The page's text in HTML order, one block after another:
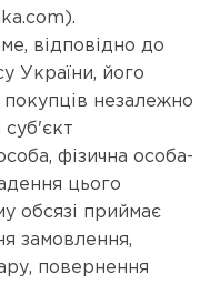
відповідно до
України, його
незалежно
суб'єкт
фізична особа-
цього
обсязі приймає
замовлення,
повернення